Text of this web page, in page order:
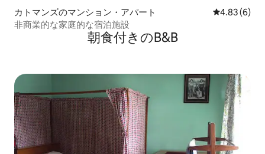
カトマンズのマンション・アパート レビュー6
4.83 (6)
非商業的な家庭的な宿泊施設
朝食付きのB&B